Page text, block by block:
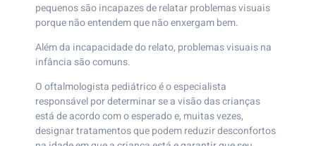
pequenos são incapazes de relatar problemas visuais
porque não entendem que não enxergam bem.
Além da incapacidade do relato, problemas visuais na
infância são comuns.
O oftalmologista pediátrico é o especialista
responsável por determinar se a visão das crianças
está de acordo com o esperado e, muitas vezes,
designar tratamentos que podem reduzir desconfortos